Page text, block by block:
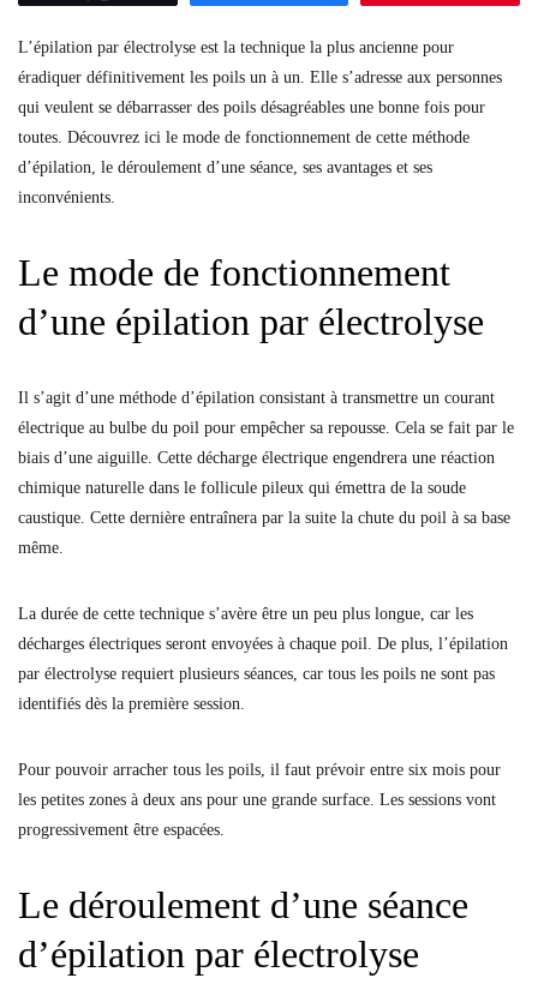
L’épilation par électrolyse est la technique la plus ancienne pour
éradiquer définitivement les poils un à un. Elle s’adresse aux personnes
qui veulent se débarrasser des poils désagréables une bonne fois pour
toutes. Découvrez ici le mode de fonctionnement de cette méthode
d’épilation, le déroulement d’une séance, ses avantages et ses
inconvénients.
Le mode de fonctionnement
d’une épilation par électrolyse
Il s’agit d’une méthode d’épilation consistant à transmettre un courant
électrique au bulbe du poil pour empêcher sa repousse. Cela se fait par le
biais d’une aiguille. Cette décharge électrique engendrera une réaction
chimique naturelle dans le follicule pileux qui émettra de la soude
caustique. Cette dernière entraînera par la suite la chute du poil à sa base
même.
La durée de cette technique s’avère être un peu plus longue, car les
décharges électriques seront envoyées à chaque poil. De plus, l’épilation
par électrolyse requiert plusieurs séances, car tous les poils ne sont pas
identifiés dès la première session.
Pour pouvoir arracher tous les poils, il faut prévoir entre six mois pour
les petites zones à deux ans pour une grande surface. Les sessions vont
progressivement être espacées.
Le déroulement d’une séance
d’épilation par électrolyse